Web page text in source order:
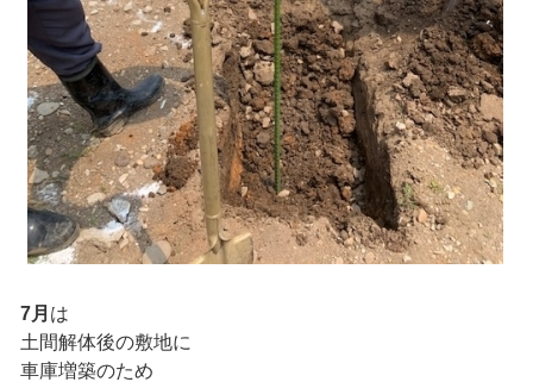
7月 は
土間解体後の敷地に
車庫増築のため